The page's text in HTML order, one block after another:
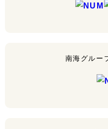
南海グルー